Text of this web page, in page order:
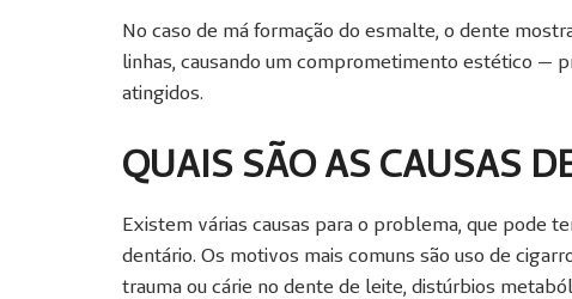
No caso de má formação do esmalte, o dente
linhas, causando um comprometimento estético —
atingidos.
QUAIS SÃO AS CAUSAS
Existem várias causas para o problema, que pode
dentário. Os motivos mais comuns são uso de
trauma ou cárie no dente de leite, distúrbios